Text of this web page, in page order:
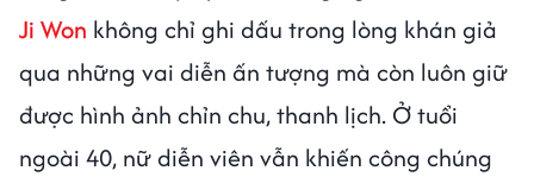
Ji Won không chỉ ghi dấu trong lòng khán giả
qua những vai diễn ấn tượng mà còn luôn giữ
được hình ảnh chỉn chu, thanh lịch. Ở tuổi
ngoài 40, nữ diễn viên vẫn khiến công chúng